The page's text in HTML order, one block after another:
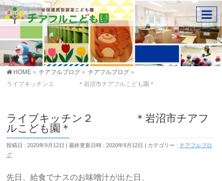
HOME » チアフルブログ » チアフルブログ »
ライブキッチン２ ＊岩沼市チアフルこども園＊
ライブキッチン２ ＊岩沼市チアフ
ルこども園＊
投稿日 : 2020年9月12日 最終更新日時 : 2020年9月12日 カテゴリー :チアフルブロ
グ
先日、給食でナスのお味噌汁が出た日、